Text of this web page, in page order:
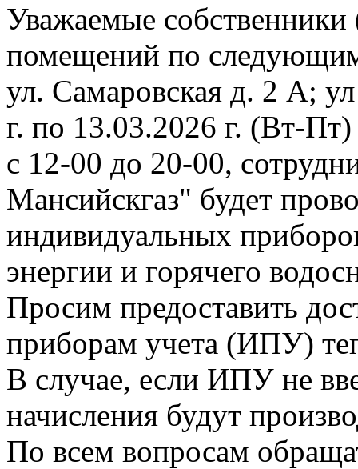
Уважаемые
помещений по
ул. Самаровская д. 2 А;
г. по 13.03.2026 г. (Вт-Пт)
с 12-00 до 20-00,
Мансийскгаз" будет
индивидуальных
энергии и горячего
Просим предоставить
приборам учета (ИПУ)
В случае, если ИПУ не
начисления будут
По всем вопросам